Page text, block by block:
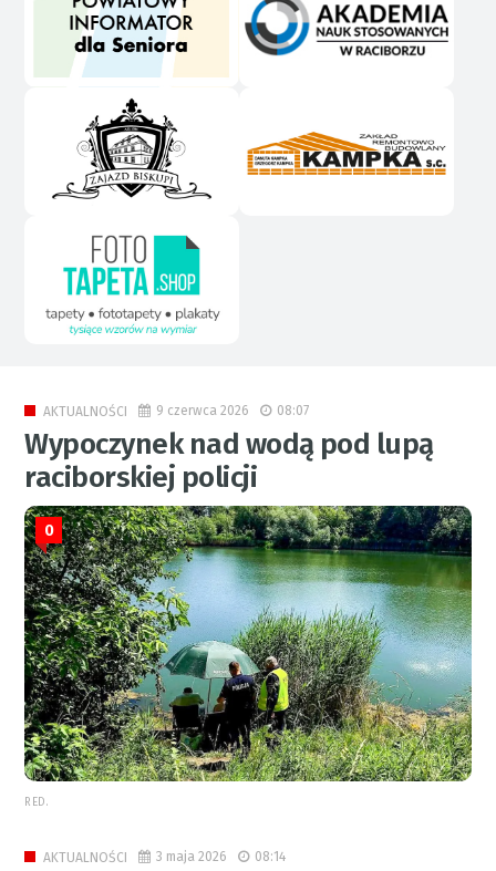
AKTUALNOŚCI 9 czerwca 2026 08:07
Wypoczynek nad wodą pod lupą
raciborskiej policji
0
RED.
AKTUALNOŚCI 3 maja 2026 08:14